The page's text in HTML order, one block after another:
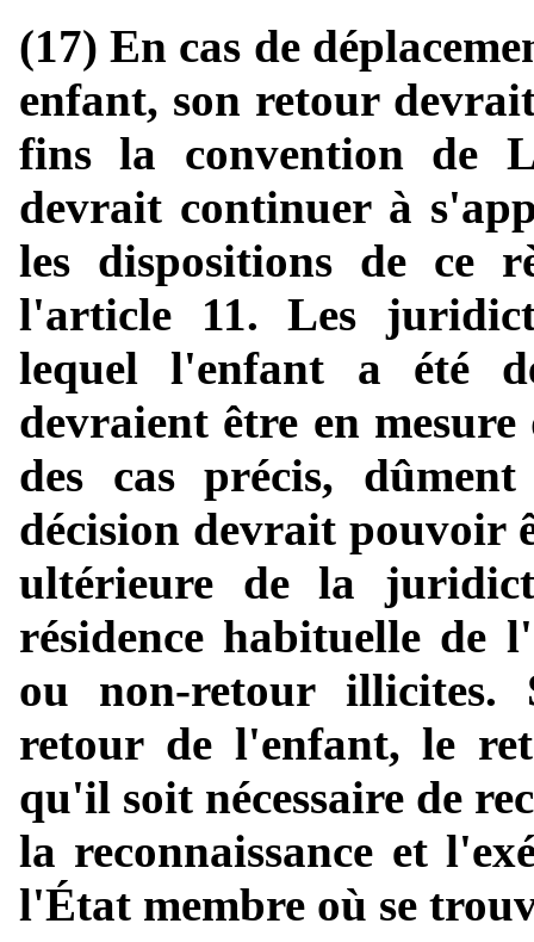
(17) En cas de
enfant, son retour
fins la convention de
devrait continuer à
les dispositions de ce
l'article 11. Les
lequel l'enfant a été
devraient être en
des cas précis,
décision devrait pouvoir
ultérieure de la
résidence habituelle de
ou non-retour illicites.
retour de l'enfant, le
qu'il soit nécessaire de
la reconnaissance et
l'État membre où se